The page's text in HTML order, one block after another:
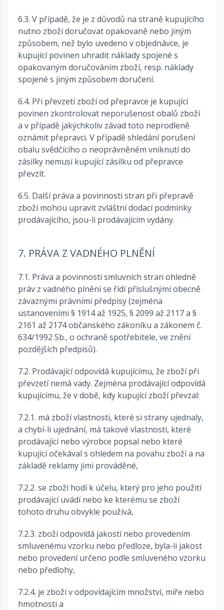
6.3. V případě, že je z důvodů na straně kupujícího
nutno zboží doručovat opakovaně nebo jiným
způsobem, než bylo uvedeno v objednávce, je
kupující povinen uhradit náklady spojené s
opakovaným doručováním zboží, resp. náklady
spojené s jiným způsobem doručení.
6.4. Při převzetí zboží od přepravce je kupující
povinen zkontrolovat neporušenost obalů zboží
a v případě jakýchkoliv závad toto neprodleně
oznámit přepravci. V případě shledání porušení
obalu svědčícího o neoprávněném vniknutí do
zásilky nemusí kupující zásilku od přepravce
převzít.
6.5. Další práva a povinnosti stran při přepravě
zboží mohou upravit zvláštní dodací podmínky
prodávajícího, jsou-li prodávajícím vydány.
7. PRÁVA Z VADNÉHO PLNĚNÍ
7.1. Práva a povinnosti smluvních stran ohledně
práv z vadného plnění se řídí příslušnými obecně
závaznými právními předpisy (zejména
ustanoveními § 1914 až 1925, § 2099 až 2117 a §
2161 až 2174 občanského zákoníku a zákonem č.
634/1992 Sb., o ochraně spotřebitele, ve znění
pozdějších předpisů).
7.2. Prodávající odpovídá kupujícímu, že zboží při
převzetí nemá vady. Zejména prodávající odpovídá
kupujícímu, že v době, kdy kupující zboží převzal:
7.2.1. má zboží vlastnosti, které si strany ujednaly,
a chybí-li ujednání, má takové vlastnosti, které
prodávající nebo výrobce popsal nebo které
kupující očekával s ohledem na povahu zboží a na
základě reklamy jimi prováděné,
7.2.2. se zboží hodí k účelu, který pro jeho použití
prodávající uvádí nebo ke kterému se zboží
tohoto druhu obvykle používá,
7.2.3. zboží odpovídá jakostí nebo provedením
smluvenému vzorku nebo předloze, byla-li jakost
nebo provedení určeno podle smluveného vzorku
nebo předlohy,
7.2.4. je zboží v odpovídajícím množství, míře nebo
hmotnosti a